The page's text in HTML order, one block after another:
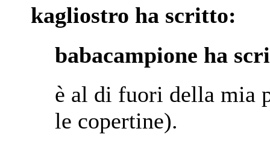
kagliostro ha scritto:
babacampione ha
è al di fuori della mia
le copertine).